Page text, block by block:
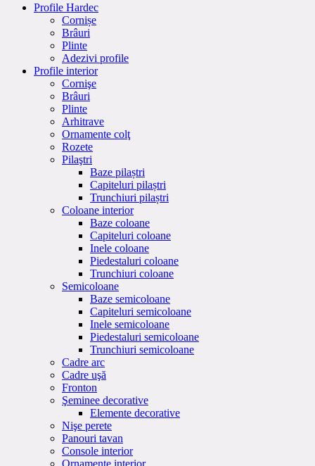
Profile Hardec
Cornișe
Brâuri
Plinte
Adezivi profile
Profile interior
Cornişe
Brâuri
Plinte
Arhitrave
Ornamente colţ
Rozete
Pilaştri
Baze pilaștri
Capiteluri pilaștri
Trunchiuri pilaștri
Coloane interior
Baze coloane
Capiteluri coloane
Inele coloane
Piedestaluri coloane
Trunchiuri coloane
Semicoloane
Baze semicoloane
Capiteluri semicoloane
Inele semicoloane
Piedestaluri semicoloane
Trunchiuri semicoloane
Cadre arc
Cadre uşă
Fronton
Şeminee decorative
Elemente decorative
Nişe perete
Panouri tavan
Console interior
Ornamente interior